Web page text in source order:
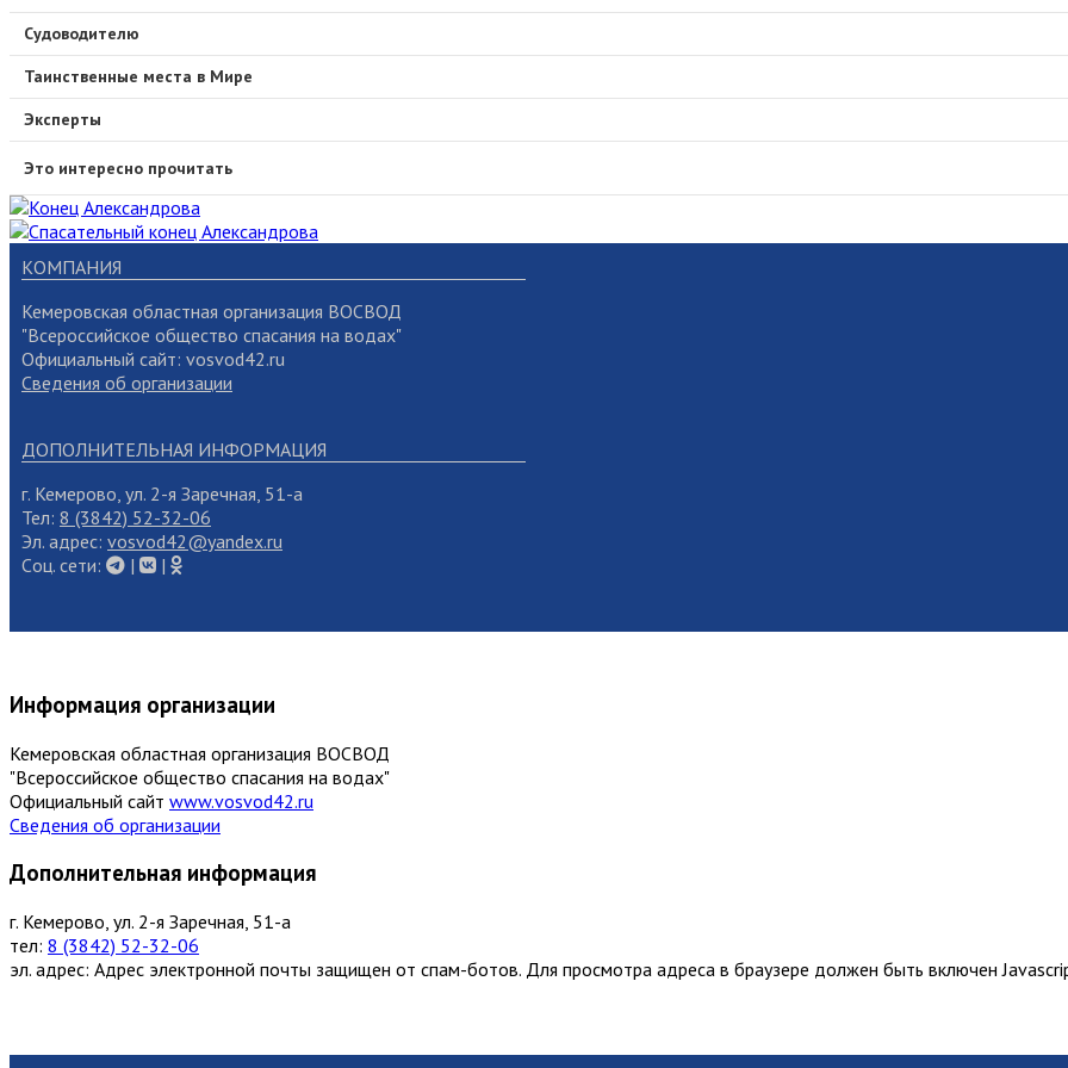
Судоводителю
Таинственные места в Мире
Эксперты
Это интересно прочитать
КОМПАНИЯ
Кемеровская областная организация ВОСВОД
"Всероссийское общество спасания на водах"
Официальный сайт: vosvod42.ru
Сведения об организации
ДОПОЛНИТЕЛЬНАЯ ИНФОРМАЦИЯ
г. Кемерово, ул. 2-я Заречная, 51-а
Тел: 8 (3842) 52-32-06
Эл. адрес: vosvod42@yandex.ru
Cоц. сети:
| |
Информация организации
Кемеровская областная организация ВОСВОД
"Всероссийское общество спасания на водах"
Официальный сайт www.vosvod42.ru
Сведения об организации
Дополнительная информация
г. Кемерово, ул. 2-я Заречная, 51-а
тел: 8 (3842) 52-32-06
эл. адрес: Адрес электронной почты защищен от спам-ботов. Для просмотра адреса в браузере должен быть включен